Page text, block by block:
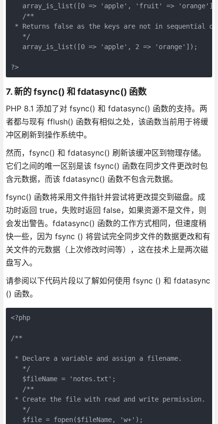
array_is_list([0 => 'apple', 'fruit' =>
   /**
* Returns false as the keys are not in sequential
   */
   array_is_list([0 => 'apple', 2 => 'orange']);
?>
7. 新的 fsync() 和 fdatasync() 函数
PHP 8.1 添加了对 fsync() 和 fdatasync() 函数的支持。两
者都与现有 fflush() 函数有相似之处，该函数当前用于将缓
冲区刷新到操作系统中。
然而，fsync() 和 fdatasync() 刷新该缓冲区到物理存储。
它们之间的唯一区别是该 fsync() 函数在同步文件更改时包
含元数据，而该 fdatasync() 函数不包含元数据。
fsync() 函数将采用文件指针并尝试将更改提交到磁盘。成
功时返回 true，失败时返回 false，如果资源不是文件，则
会发出警告。fdatasync() 函数的工作方式相同，但速度稍
快一些，因为 fsync () 将尝试完全同步文件的数据更改和有
关文件的元数据（上次修改时间等），这在技术上是两次磁
盘写入。
请参阅以下代码片段以了解如何使用 fsync () 和 fdatasync
() 函数。
<?php
/**
* Declare a variable and assign a filename.
   */
   $fileName = 'notes.txt';
   /**
* Create the file with read and write permission.
   */
   $file = fopen($fileName, 'w+');